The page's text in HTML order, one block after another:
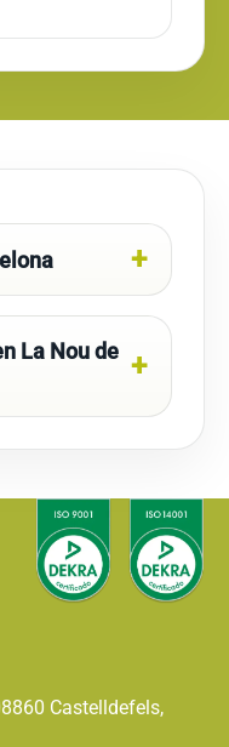
La Nou de
Castelldefels,